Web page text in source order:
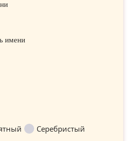
имени
Серебристый